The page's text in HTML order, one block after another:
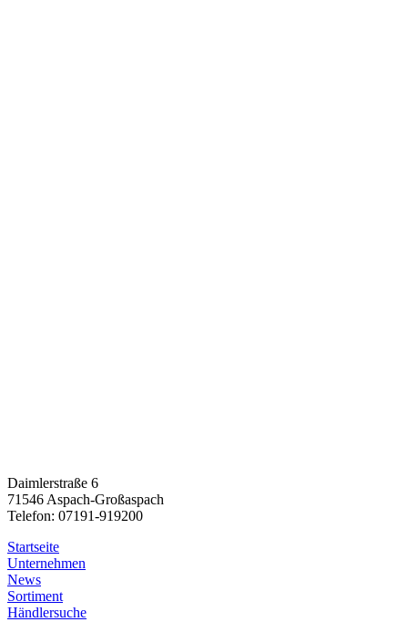
Daimlerstraße 6
71546 Aspach-Großaspach
Telefon: 07191-919200
Startseite
Unternehmen
News
Sortiment
Händlersuche